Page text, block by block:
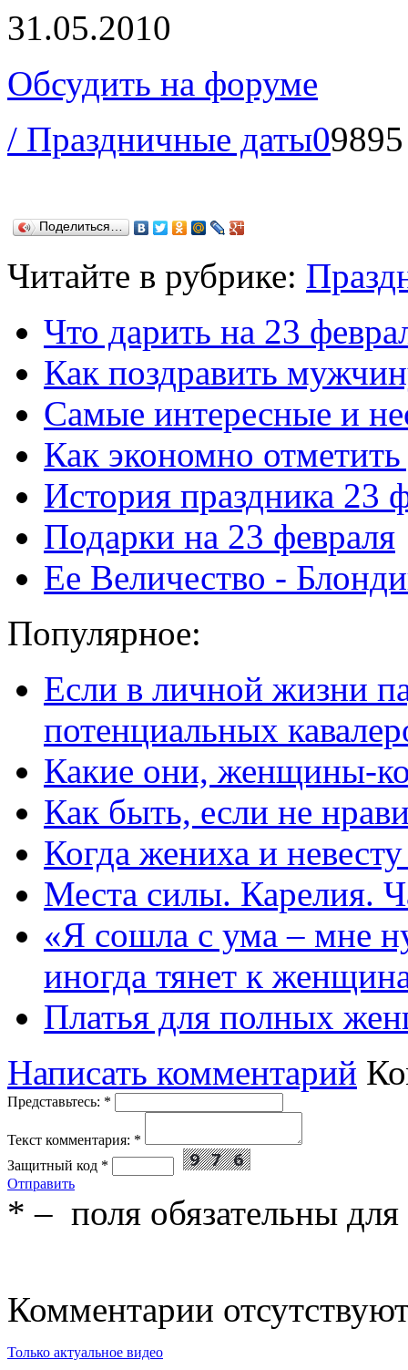
31.05.2010
Обсудить на форуме
/ Праздничные даты09895
Поделиться…
Читайте в рубрике:
Что дарить на 23
Как поздравить
Самые интересные и
Как экономно
История праздника 23
Подарки на 23 февраля
Ее Величество -
Популярное:
Если в личной жизни
потенциальных
Какие они, женщины-
Как быть, если не
Когда жениха и
Места силы. Карелия.
«Я сошла с ума – мне
иногда тянет к
Платья для полных
Написать комментарий
Представьтесь: *
Текст комментария: *
Защитный код *
Отправить
* – поля обязательны для
Комментарии
Только актуальное видео